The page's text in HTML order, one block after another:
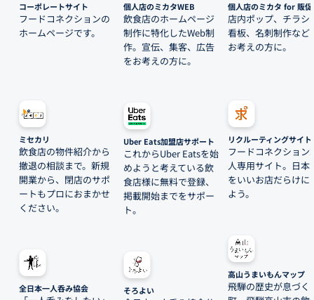
コーポレートサイト
フードコネクションの
ホームページです。
ミセカリ
飲食店の物件紹介から
撤退の相談まで。新規
開業から、閉店のサポ
ートもプロにおまかせ
ください。
全日本一人呑み協会
個人店のミカタWEB
飲食店のホームページ
制作に特化したWeb制
作。宣伝、集客、広告
をお考えの方に。
Uber Eats加盟店サポート
これからUber Eatsを始
めようと考えている飲
食店様に無料で登録、
掲載開始までをサポー
ト。
そろよい
個人店のミカタ for 販促
店内ポップ、チラシ
看板、名刺制作など
お考えの方に。
リクルーティングサイト
フードコネクション
人専用サイト。日本
をいいお店だらけに
よう。
高山うまいもんマップ
飛騨の歴史が息づく